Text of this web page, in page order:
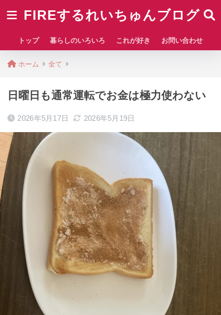
FIREするれいちゅんブログ
トップ 暮らしのいろいろ これが好き お問い合わせ
ホーム 全て
日曜日も通常運転でお金は極力使わない
2026年5月17日 2026年5月19日